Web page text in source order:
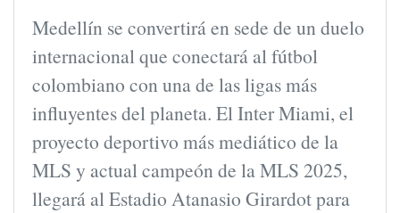
Medellín se convertirá en sede de un duelo
internacional que conectará al fútbol
colombiano con una de las ligas más
influyentes del planeta. El Inter Miami, el
proyecto deportivo más mediático de la
MLS y actual campeón de la MLS 2025,
llegará al Estadio Atanasio Girardot para